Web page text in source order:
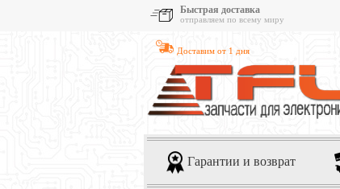
Быстрая доставка
отправляем по всему миру
Доставим от 1 дня
Гарантии и возврат